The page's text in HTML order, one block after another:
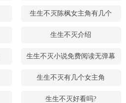
生生不灭陈枫女主角有几个
生生不灭介绍
生生不灭小说免费阅读无弹幕
生生不灭有几个女主角
生生不灭好看吗?